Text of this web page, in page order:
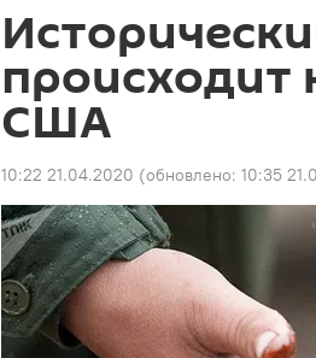
происходит
США
10:22 21.04.2020 (обновлено: 10:35